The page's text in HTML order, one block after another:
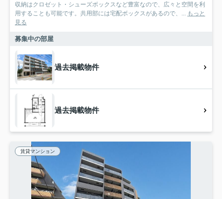
収納はクロゼット・シューズボックスなど豊富なので、広々と空間を利
用することも可能です。共用部には宅配ボックスがあるので、...
もっと
見る
募集中の部屋
過去掲載物件
過去掲載物件
賃貸マンション